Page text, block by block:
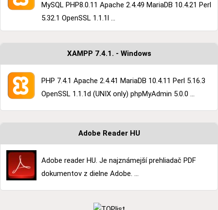
MySQL PHP8.0.11 Apache 2.4.49 MariaDB 10.4.21 Perl
5.32.1 OpenSSL 1.1.1l ...
XAMPP 7.4.1. - Windows
PHP 7.4.1 Apache 2.4.41 MariaDB 10.4.11 Perl 5.16.3
OpenSSL 1.1.1d (UNIX only) phpMyAdmin 5.0.0 ...
Adobe Reader HU
Adobe reader HU. Je najznámejší prehliadač PDF
dokumentov z dielne Adobe. ...